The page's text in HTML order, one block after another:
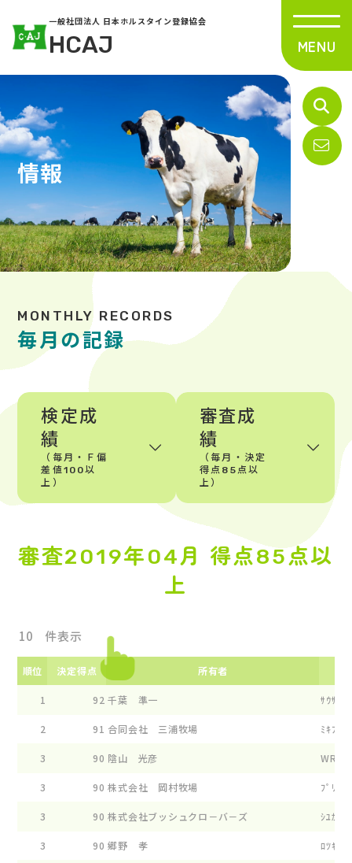
一般社団法人 日本ホルスタイン登録協会
HCAJ
情報
毎月の記録
検定成
績
（毎月・Ｆ偏
差値100以
上）
審査成
績
（毎月・決定
得点85点以
上）
審査2019年04月 得点85点以
上
件表示
順位 決定得点 所有者
1 92 千葉 準一 ｻｳｻﾞﾝ
2 91 合同会社 三浦牧場 ﾐｷﾌｱ-
3 90 陰山 光彦 WRｻｸ
3 90 株式会社 岡村牧場 ﾌﾟﾘﾝｾ
3 90 株式会社ブッシュクロ－バ－ズ ｼﾕｶﾞ-
3 90 郷野 孝 ﾛﾂｷ-ﾘ